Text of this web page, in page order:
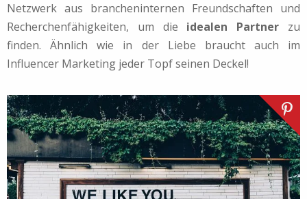
Netzwerk aus brancheninternen Freundschaften und
Recherchenfähigkeiten, um die idealen Partner zu
finden. Ähnlich wie in der Liebe braucht auch im
Influencer Marketing jeder Topf seinen Deckel!